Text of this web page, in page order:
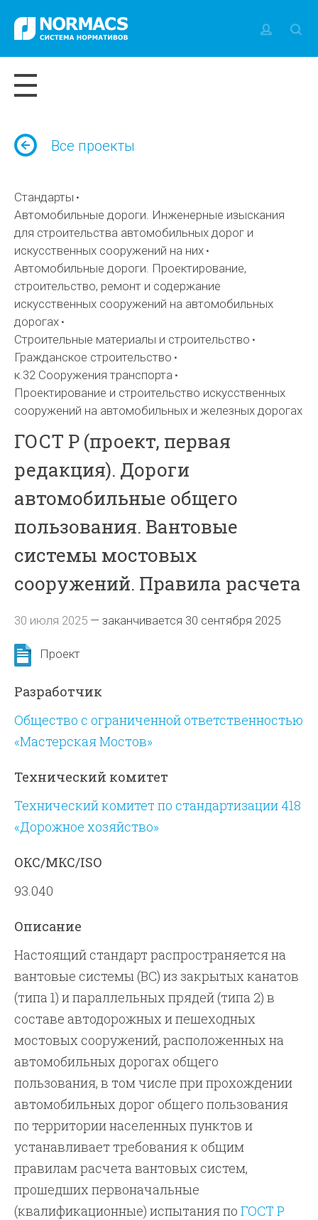
Все проекты
Стандарты
Автомобильные дороги. Инженерные изыскания
для строительства автомобильных дорог и
искусственных сооружений на них
Автомобильные дороги. Проектирование,
строительство, ремонт и содержание
искусственных сооружений на автомобильных
дорогах
Строительные материалы и строительство
Гражданское строительство
к.32 Сооружения транспорта
Проектирование и строительство искусственных
сооружений на автомобильных и железных дорогах
ГОСТ Р (проект, первая
редакция). Дороги
автомобильные общего
пользования. Вантовые
системы мостовых
сооружений. Правила расчета
30 июля 2025 —заканчивается 30 сентября 2025
Проект
Разработчик
Общество с ограниченной ответственностью
«Мастерская Мостов»
Технический комитет
Технический комитет по стандартизации 418
«Дорожное хозяйство»
ОКС/МКС/ISO
93.040
Описание
Настоящий стандарт распространяется на
вантовые системы (ВС) из закрытых канатов
(типа 1) и параллельных прядей (типа 2) в
составе автодорожных и пешеходных
мостовых сооружений, расположенных на
автомобильных дорогах общего
пользования, в том числе при прохождении
автомобильных дорог общего пользования
по территории населенных пунктов и
устанавливает требования к общим
правилам расчета вантовых систем,
прошедших первоначальные
(квалификационные) испытания поГОСТ Р